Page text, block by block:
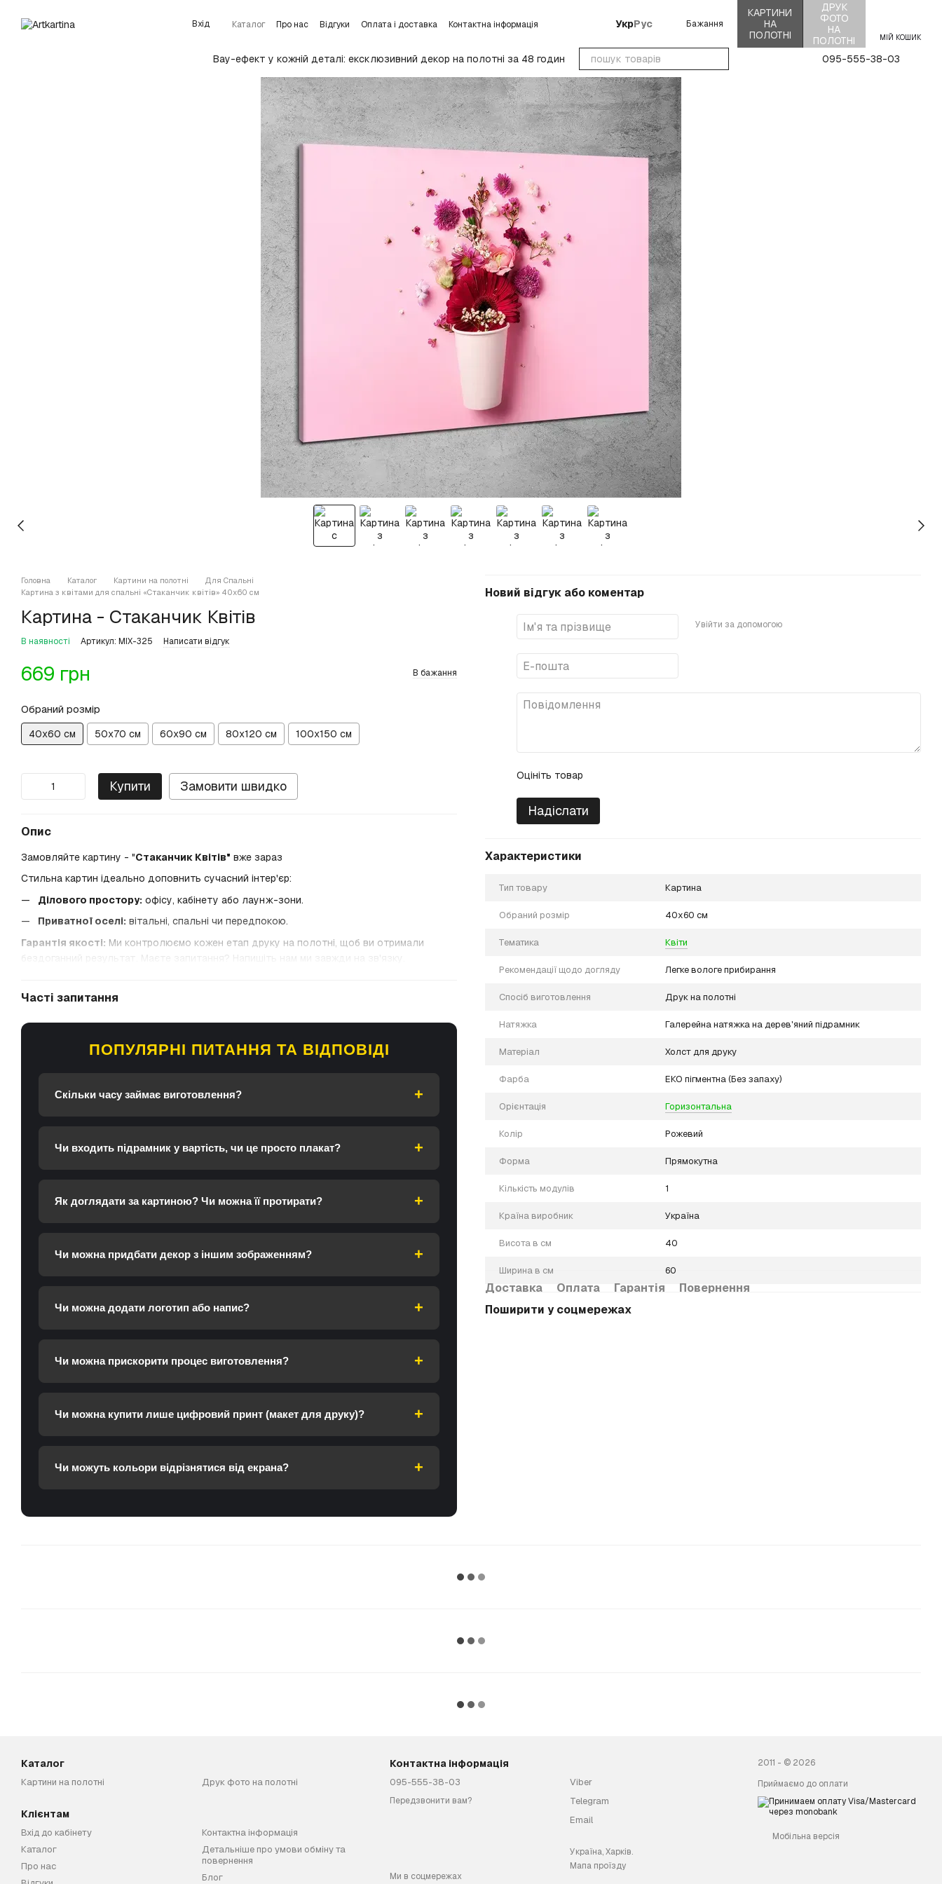
Вхід Каталог Про нас Відгуки Оплата і доставка
Контактна інформація
УкрРус Бажання
КАРТИНИ
НА
ПОЛОТНІ
ДРУК
ФОТО
НА
ПОЛОТНІ
МІЙ КОШИК
Вау-ефект у кожній деталі: ексклюзивний декор на полотні за 48 годин 095-555-38-03
Головна Каталог Картини на полотні
Для Спальні
Картина з квітами для спальні «Стаканчик квітів» 40х60 см
Картина - Стаканчик Квітів
В наявності Артикул: MIX-325 Написати відгук
669 грн В бажання
Обраний розмір
40х60 см 50х70 см 60х90 см 80х120 см 100х150 см
Купити Замовити швидко
Опис
Замовляйте картину - "Стаканчик Квітів" вже зараз
Стильна картин ідеально доповнить сучасний інтер'єр:
Ділового простору: офісу, кабінету або лаунж-зони.
Приватної оселі: вітальні, спальні чи передпокою.
Гарантія якості: Ми контролюємо кожен етап друку на полотні, щоб ви отримали
бездоганний результат. Маєте запитання? Напишіть нам ми завжди на зв'язку.
Часті запитання
ПОПУЛЯРНІ ПИТАННЯ ТА ВІДПОВІДІ
Скільки часу займає виготовлення?
Чи входить підрамник у вартість, чи це просто плакат?
Як доглядати за картиною? Чи можна її протирати?
Чи можна придбати декор з іншим зображенням?
Чи можна додати логотип або напис?
Чи можна прискорити процес виготовлення?
Чи можна купити лише цифровий принт (макет для друку)?
Чи можуть кольори відрізнятися від екрана?
Новий відгук або коментар
Увійти за допомогою
Оцініть товар
Надіслати
Характеристики
Тип товару Картина
Обраний розмір 40х60 см
Тематика Квіти
Рекомендації щодо догляду Легке вологе прибирання
Спосіб виготовлення Друк на полотні
Натяжка Галерейна натяжка на дерев'яний підрамник
Матеріал Холст для друку
Фарба ЕКО пігментна (Без запаху)
Орієнтація Горизонтальна
Колір Рожевий
Форма Прямокутна
Кількість модулів 1
Країна виробник Україна
Висота в см 40
Ширина в см 60
Доставка Оплата Гарантія
Повернення
Поширити у соцмережах
Каталог
Картини на полотні Друк фото на полотні
Клієнтам
Вхід до кабінету
Каталог
Про нас
Контактна інформація
Детальніше про умови обміну та
повернення
Блог
Контактна інформація
095-555-38-03
Передзвонити вам?
Viber
Telegram
Email
Україна, Харків.
Мапа проїзду
Ми в соцмережах
2011 - © 2026
Приймаємо до оплати
Мобільна версія